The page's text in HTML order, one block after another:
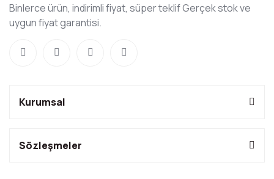
Binlerce ürün, indirimli fiyat, süper teklif Gerçek stok ve
uygun fiyat garantisi.
Kurumsal
Sözleşmeler